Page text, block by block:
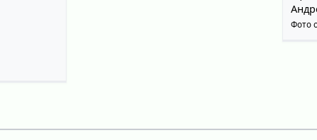
Фото